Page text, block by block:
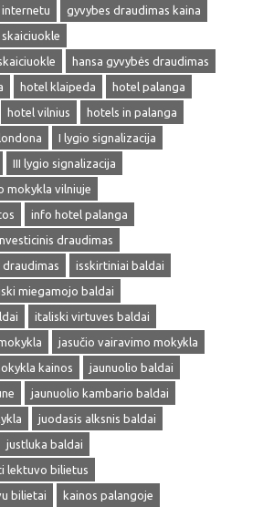
gyvybes draudimas kaina
hansa gyvybės draudimas
hotel klaipeda
hotel palanga
hotel vilnius
hotels in palanga
I lygio signalizacija
III lygio signalizacija
mokykla vilniuje
info hotel palanga
draudimas
draudimas
isskirtiniai baldai
miegamojo baldai
italiski virtuves baldai
jasučio vairavimo mokykla
kainos
jaunuolio baldai
jaunuolio kambario baldai
juodasis alksnis baldai
justluka baldai
lektuvo bilietus
bilietai
kainos palangoje